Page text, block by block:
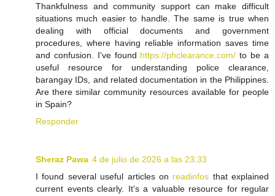
Thankfulness and community support can make difficult
situations much easier to handle. The same is true when
dealing with official documents and government
procedures, where having reliable information saves time
and confusion. I've found https://phclearance.com/ to be a
useful resource for understanding police clearance,
barangay IDs, and related documentation in the Philippines.
Are there similar community resources available for people
in Spain?
Responder
Sheraz Pawa 4 de julio de 2026 a las 23:33
I found several useful articles on readinfos that explained
current events clearly. It's a valuable resource for regular